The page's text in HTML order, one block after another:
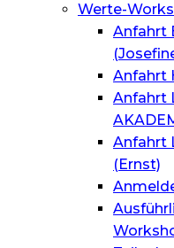
Werte-
Anfahrt
Anfahrt
Anfahrt
Anfahrt
(Ernst)